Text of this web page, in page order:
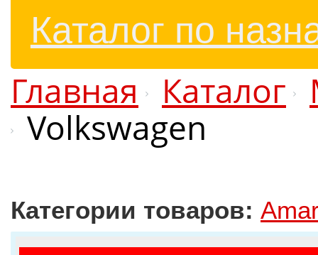
Каталог по
Главная Каталог
Volkswagen
Категории товаров: